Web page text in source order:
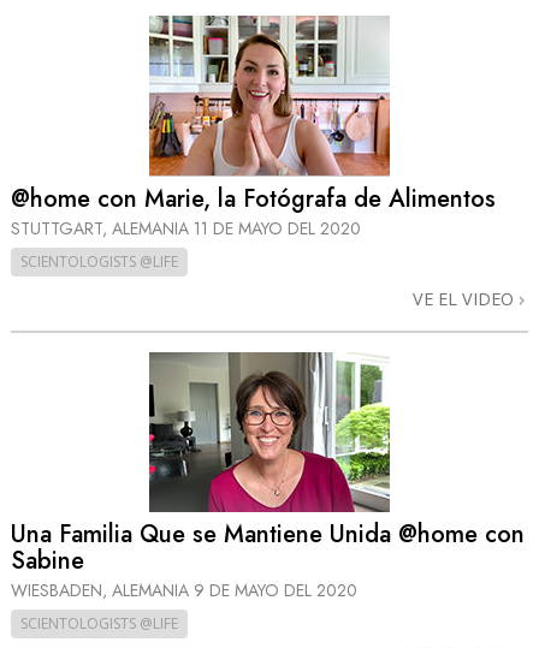
@home con Marie, la Fotógrafa de Alimentos
STUTTGART, ALEMANIA 11 DE MAYO DEL 2020
SCIENTOLOGISTS @LIFE
VE EL VIDEO
Una Familia Que se Mantiene Unida @home con
Sabine
WIESBADEN, ALEMANIA 9 DE MAYO DEL 2020
SCIENTOLOGISTS @LIFE